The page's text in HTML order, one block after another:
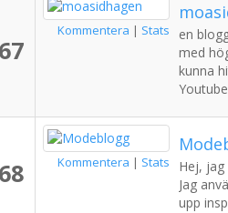
67
Kommentera | Stats
en
med
kunna
68 Kommentera | Stats
Hej,
Jag
upp